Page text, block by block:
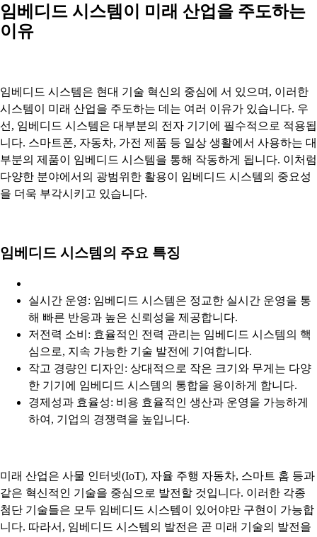
임베디드 시스템이 미래 산업을 주도하는
이유
임베디드 시스템은 현대 기술 혁신의 중심에 서 있으며, 이러한
시스템이 미래 산업을 주도하는 데는 여러 이유가 있습니다. 우
선, 임베디드 시스템은 대부분의 전자 기기에 필수적으로 적용됩
니다. 스마트폰, 자동차, 가전 제품 등 일상 생활에서 사용하는 대
부분의 제품이 임베디드 시스템을 통해 작동하게 됩니다. 이처럼
다양한 분야에서의 광범위한 활용이 임베디드 시스템의 중요성
을 더욱 부각시키고 있습니다.
임베디드 시스템의 주요 특징
실시간 운영: 임베디드 시스템은 정교한 실시간 운영을 통
해 빠른 반응과 높은 신뢰성을 제공합니다.
저전력 소비: 효율적인 전력 관리는 임베디드 시스템의 핵
심으로, 지속 가능한 기술 발전에 기여합니다.
작고 경량인 디자인: 상대적으로 작은 크기와 무게는 다양
한 기기에 임베디드 시스템의 통합을 용이하게 합니다.
경제성과 효율성: 비용 효율적인 생산과 운영을 가능하게
하여, 기업의 경쟁력을 높입니다.
미래 산업은 사물 인터넷(IoT), 자율 주행 자동차, 스마트 홈 등과
같은 혁신적인 기술을 중심으로 발전할 것입니다. 이러한 각종
첨단 기술들은 모두 임베디드 시스템이 있어야만 구현이 가능합
니다. 따라서, 임베디드 시스템의 발전은 곧 미래 기술의 발전을